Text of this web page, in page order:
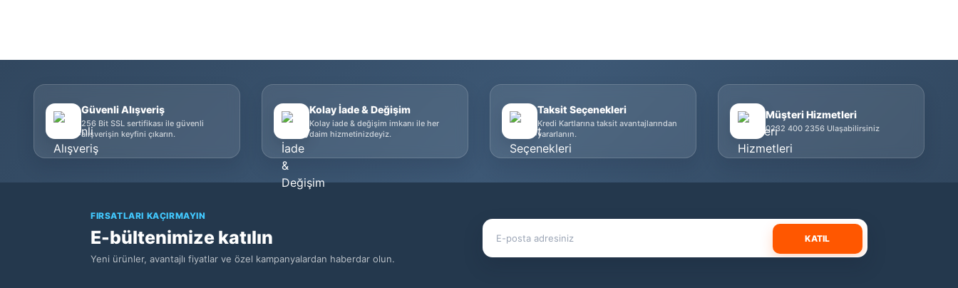
Güvenli Alışveriş
256 Bit SSL sertifikası ile güvenli
alışverişin keyfini çıkarın.
Kolay İade & Değişim
Kolay iade & değişim imkanı ile her
daim hizmetinizdeyiz.
Taksit Seçenekleri
Kredi Kartlarına taksit avantajlarından
yararlanın.
Müşteri Hizmetleri
0232 400 2356 Ulaşabilirsiniz
FIRSATLARI KAÇIRMAYIN
E-bültenimize katılın
Yeni ürünler, avantajlı fiyatlar ve özel kampanyalardan haberdar olun.
KATIL